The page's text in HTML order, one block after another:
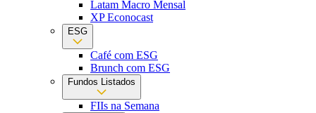
Latam Macro Mensal
XP Econocast
ESG
Café com ESG
Brunch com ESG
Fundos Listados
FIIs na Semana